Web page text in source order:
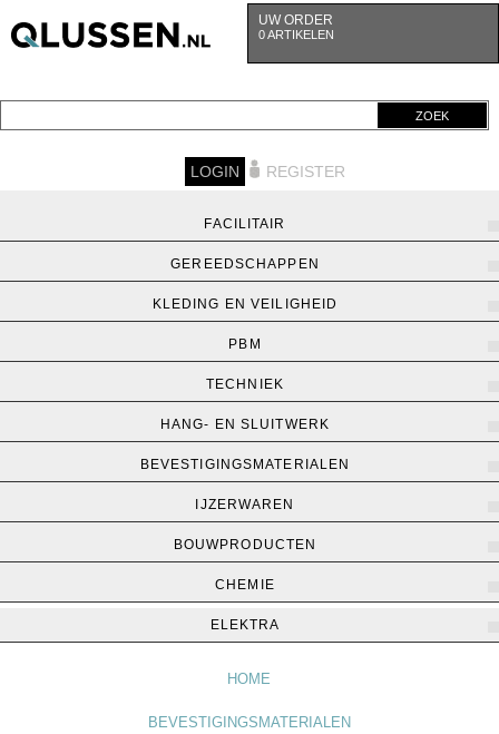
UW ORDER
0 ARTIKELEN
ZOEK
LOGIN REGISTER
FACILITAIR
GEREEDSCHAPPEN
KLEDING EN VEILIGHEID
PBM
TECHNIEK
HANG- EN SLUITWERK
BEVESTIGINGSMATERIALEN
IJZERWAREN
BOUWPRODUCTEN
CHEMIE
ELEKTRA
HOME
BEVESTIGINGSMATERIALEN